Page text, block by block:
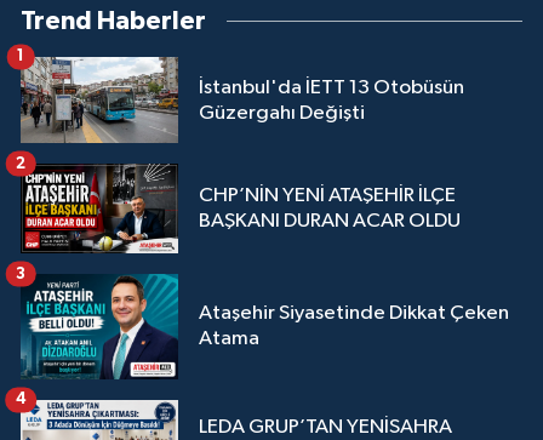
Trend Haberler
İstanbul'da İETT 13 Otobüsün
Güzergahı Değişti
CHP’NİN YENİ ATAŞEHİR İLÇE
BAŞKANI DURAN ACAR OLDU
2
Ataşehir Siyasetinde Dikkat Çeken
Atama
3
LEDA GRUP’TAN YENİSAHRA
4